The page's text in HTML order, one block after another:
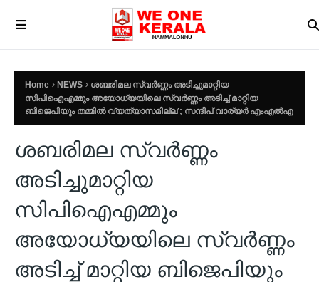
Home NEWS
ശബരിമല സ്വർണ്ണം അടിച്ചുമാറ്റിയ
സിപിഐഎമ്മും അയോധ്യയിലെ സ്വർണ്ണം അടിച്ച് മാറ്റിയ
ബിജെപിയും തമ്മിൽ വ്യത്യാസമില്ല’; സന്ദീപ് വാര്യർ എംഎൽഎ
ശബരിമല സ്വർണ്ണം
അടിച്ചുമാറ്റിയ
സിപിഐഎമ്മും
അയോധ്യയിലെ സ്വർണ്ണം
അടിച്ച് മാറ്റിയ ബിജെപിയും